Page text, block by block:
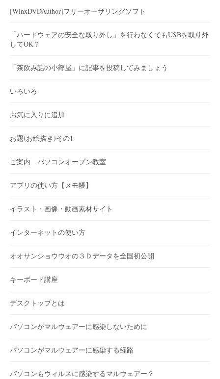
[WinxDVDAuthor]フリーオーサリングソフト
「ハードウェアの安全な取り外し」を行わなくてもUSBを取り外
してOK？
「茶飲み話の小部屋」に記事を投稿してみましょう
いろいろ
お気に入りに追加
お題(お絵描き)その1
ご案内 パソコンオープン教室
アプリの使い方【メモ帳】
イラスト・画像・動画素材サイト
インターネットの使い方
オオサンショウウオの３Ｄデータを全国初公開
キーボード講座
デスクトップとは
パソコンがマルウェアーに感染しないために
パソコンがマルウェアーに感染する経路
パソコンもウィルスに感染するマルウェアー？